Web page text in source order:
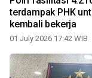
terdampak PHK
kembali bekerja
01 July 2026 17:42 WIB